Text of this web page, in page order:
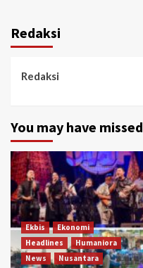
Redaksi
Redaksi
You may have missed
Ekbis
Ekonomi
Headlines
Humaniora
News
Nusantara